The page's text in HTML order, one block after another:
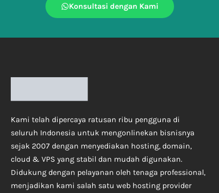
Konsultasi dengan Kami
Kami telah dipercaya ratusan ribu pengguna di
seluruh Indonesia untuk mengonlinekan bisnisnya
sejak 2007 dengan menyediakan hosting, domain,
cloud & VPS yang stabil dan mudah digunakan.
Didukung dengan pelayanan oleh tenaga professional,
menjadikan kami salah satu web hosting provider